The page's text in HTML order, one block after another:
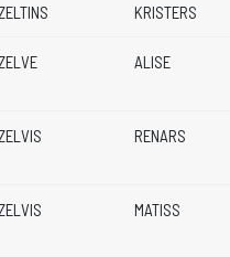
KRISTERS
ALISE
RENARS
MATISS